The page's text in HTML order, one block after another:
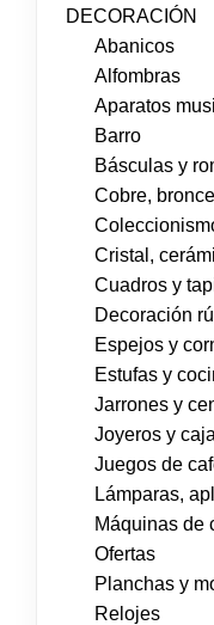
DECORACIÓN
Abanicos
Alfombras
Aparatos
Barro
Básculas y
Cobre,
Cristal,
Cuadros y
Decoración
Espejos y
Estufas y
Jarrones y
Joyeros y
Juegos de
Lámparas,
Máquinas de
Ofertas
Planchas y
Relojes